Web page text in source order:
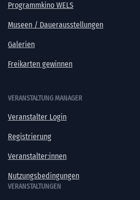
Programmkino WELS
Museen / Dauerausstellungen
Galerien
Freikarten gewinnen
VERANSTALTUNG MANAGER
Veranstalter Login
Registrierung
Veranstalter:innen
Nutzungsbedingungen
VERANSTALTUNGEN